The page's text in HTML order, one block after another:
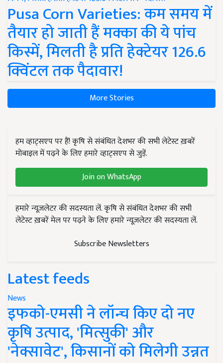
Pusa Corn Varieties: कम समय में
तैयार हो जाती हैं मक्का की ये पांच
किस्में, मिलती है प्रति हेक्टेयर 126.6
क्विंटल तक पैदावार!
More Stories
हम व्हाट्सएप पर हैं! कृषि से संबंधित देशभर की सभी लेटेस्ट ख़बरें
मोबाइल में पढ़ने के लिए हमारे व्हाट्सएप से जुड़ें.
Join on WhatsApp
हमारे न्यूज़लेटर की सदस्यता लें. कृषि से संबंधित देशभर की सभी
लेटेस्ट ख़बरें मेल पर पढ़ने के लिए हमारे न्यूज़लेटर की सदस्यता लें.
Subscribe Newsletters
Latest feeds
News
इफको-एमसी ने लॉन्च किए दो नए
कृषि उत्पाद, 'मित्सुकी' और
'नेक्सावेट', किसानों को मिलेगी उन्नत